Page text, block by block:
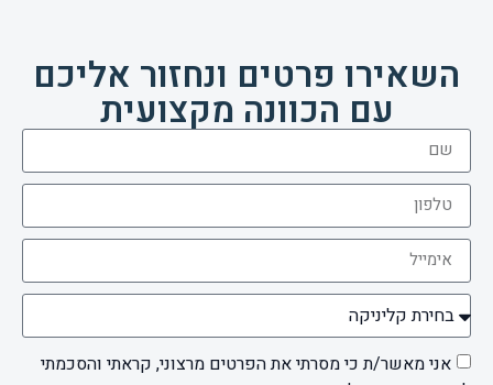
השאירו פרטים ונחזור אליכם
עם הכוונה מקצועית
אני מאשר/ת כי מסרתי את הפרטים מרצוני, קראתי והסכמתי